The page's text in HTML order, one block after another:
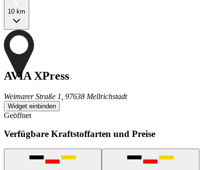
10 km
AVIA XPress
Weimarer Straße 1, 97638 Mellrichstadt
Widget einbinden
Geöffnet
Verfügbare Kraftstoffarten und Preise